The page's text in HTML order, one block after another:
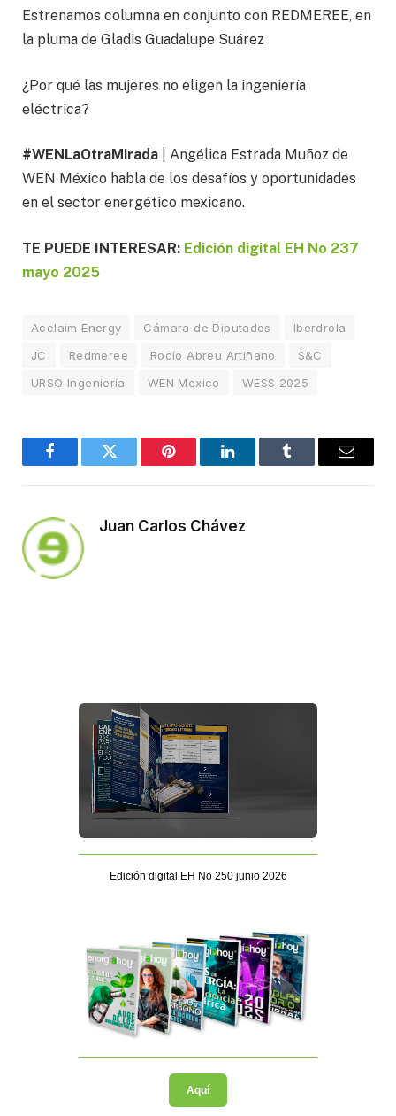
Estrenamos columna en conjunto con REDMEREE, en
la pluma de Gladis Guadalupe Suárez
¿Por qué las mujeres no eligen la ingeniería
eléctrica?
#WENLaOtraMirada | Angélica Estrada Muñoz de
WEN México habla de los desafíos y oportunidades
en el sector energético mexicano.
TE PUEDE INTERESAR: Edición digital EH No 237
mayo 2025
Acclaim Energy Cámara de Diputados
Iberdrola
JC
Redmeree Rocío Abreu Artiñano
S&C
URSO Ingeniería
WEN Mexico WESS 2025
FacebookTwitter Pinterest LinkedInTumblr Email
Juan Carlos Chávez
Edición digital EH No 250 junio 2026
Aquí